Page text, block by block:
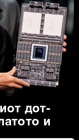
дот-
и